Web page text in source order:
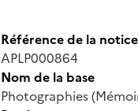
Référence de la notice
APLP000864
Nom de la base
Photographies